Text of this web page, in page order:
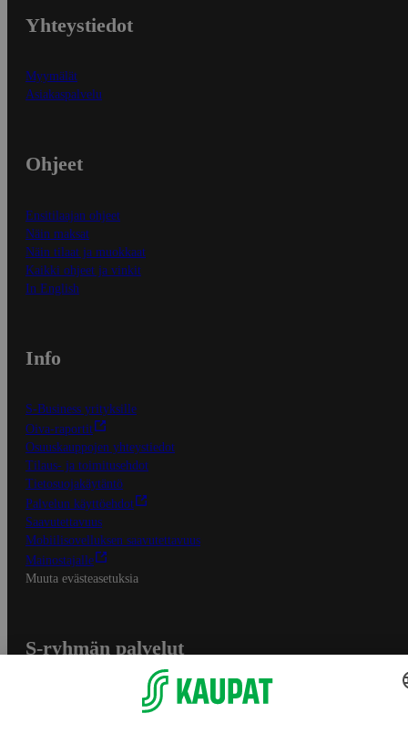
Yhteystiedot
Myymälät
Asiakaspalvelu
Ohjeet
Ensitilaajan ohjeet
Näin maksat
Näin tilaat ja muokkaat
Kaikki ohjeet ja vinkit
In English
Info
S-Business yrityksille
Oiva-raportit
Osuuskauppojen yhteystiedot
Tilaus- ja toimitusehdot
Tietosuojakäytäntö
Palvelun käyttöehdot
Saavutettavuus
Mobiilisovelluksen saavutettavuus
Mainostajalle
Muuta evästeasetuksia
S-ryhmän palvelut